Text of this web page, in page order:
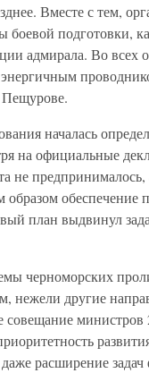
Вместе с тем,
боевой подготовки,
адмирала. Во всех
началась
на официальные
не
обеспечение
план выдвинул
черноморских
нежели другие
министров
расширение